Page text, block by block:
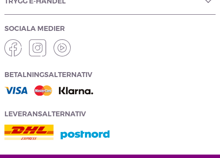
SOCIALA MEDIER
BETALNINGSALTERNATIV
LEVERANSALTERNATIV